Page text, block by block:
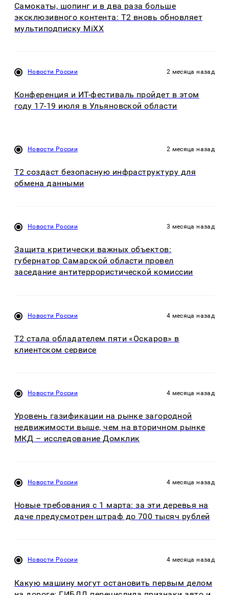
Самокаты, шопинг и в два раза больше
эксклюзивного контента: Т2 вновь обновляет
мультиподписку MiXX
Новости России 2 месяца назад
Конференция и ИT-фестиваль пройдет в этом
году 17-19 июля в Ульяновской области
Новости России 2 месяца назад
Т2 создаст безопасную инфраструктуру для
обмена данными
Новости России 3 месяца назад
Защита критически важных объектов:
губернатор Самарской области провел
заседание антитеррористической комиссии
Новости России 4 месяца назад
T2 стала обладателем пяти «Оскаров» в
клиентском сервисе
Новости России 4 месяца назад
Уровень газификации на рынке загородной
недвижимости выше, чем на вторичном рынке
МКД – исследование Домклик
Новости России 4 месяца назад
Новые требования с 1 марта: за эти деревья на
даче предусмотрен штраф до 700 тысяч рублей
Новости России 4 месяца назад
Какую машину могут остановить первым делом